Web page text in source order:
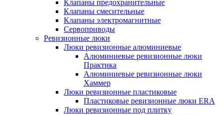
Клапаны предохранительные
Клапаны смесительные
Клапаны электромагнитные
Сервоприводы
Ревизионные люки
Люки ревизионные алюминиевые
Алюминиевые ревизионные люки
Практика
Алюминиевые ревизионные люки
Хаммер
Люки ревизионные пластиковые
Пластиковые ревизионные люки ERA
Люки ревизионные под плитку